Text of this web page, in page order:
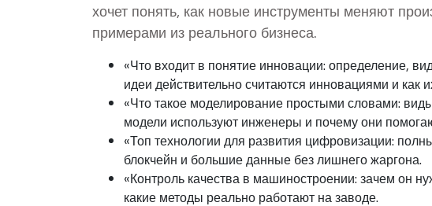
хочет понять, как новые инструменты меняют
примерами из реального бизнеса.
«Что входит в понятие инновации: определение,
идеи действительно считаются инновациями и как
«Что такое моделирование простыми словами:
модели используют инженеры и почему они
«Топ технологии для развития цифровизации:
блокчейн и большие данные без лишнего жаргона.
«Контроль качества в машиностроении: зачем он
какие методы реально работают на заводе.